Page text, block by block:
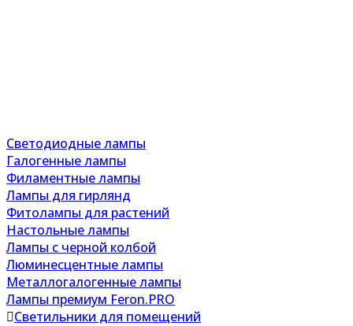
Светодиодные лампы
Галогенные лампы
Филаментные лампы
Лампы для гирлянд
Фитолампы для растений
Настольные лампы
Лампы с черной колбой
Люминесцентные лампы
Металлогалогенные лампы
Лампы премиум Feron.PRO
Светильники для помещений